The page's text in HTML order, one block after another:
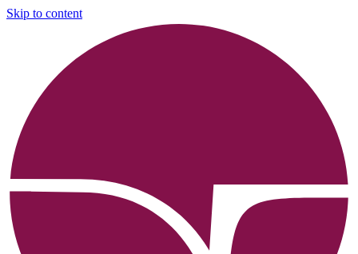
Skip to content